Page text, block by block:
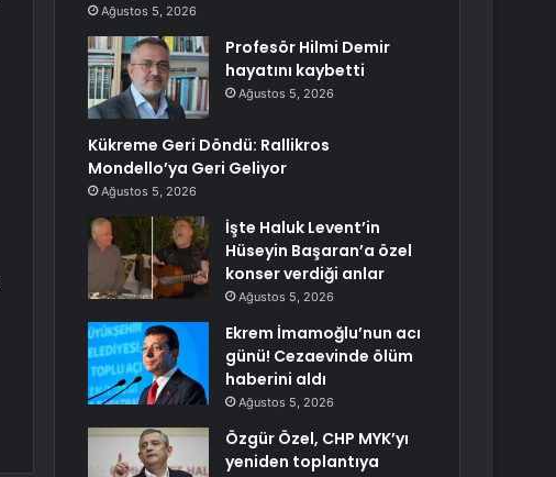
Ağustos 5, 2026
Profesör Hilmi Demir
hayatını kaybetti
Ağustos 5, 2026
Kükreme Geri Döndü: Rallikros
Mondello’ya Geri Geliyor
Ağustos 5, 2026
İşte Haluk Levent’in
Hüseyin Başaran’a özel
konser verdiği anlar
Ağustos 5, 2026
Ekrem İmamoğlu’nun acı
günü! Cezaevinde ölüm
haberini aldı
Ağustos 5, 2026
Özgür Özel, CHP MYK’yı
yeniden toplantıya